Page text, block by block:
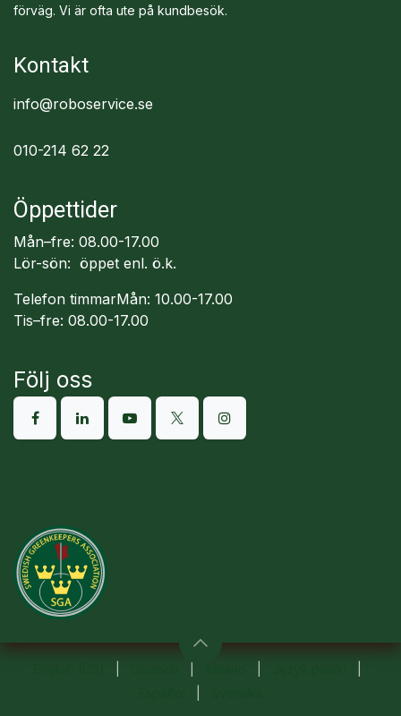
förväg. Vi är ofta ute på kundbesök.
Kontakt
info@roboservice.se
010-214 62 22
Öppettider
Mån–fre: 08.00-17.00
Lör-sön: öppet enl. ö.k.
Telefon timmarMån: 10.00-17.00
Tis–fre: 08.00-17.00
Följ oss